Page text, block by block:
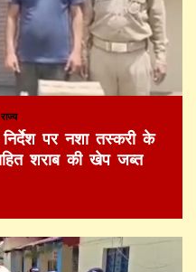
राज्य
पर नशा तस्करी के
शराब की खेप जब्त